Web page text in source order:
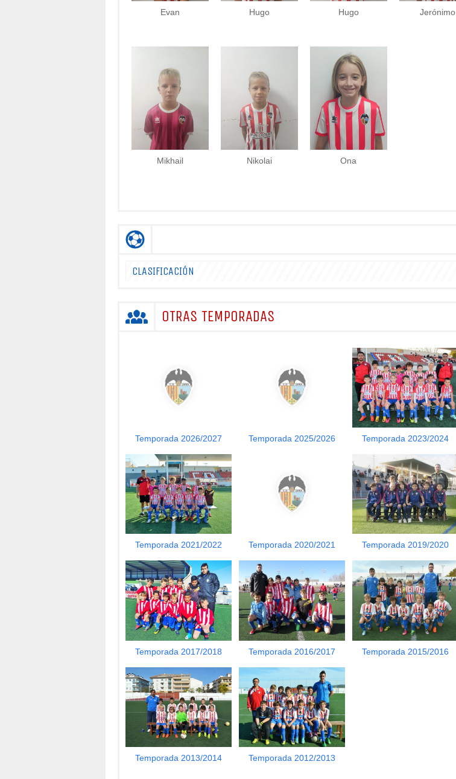
Evan Hugo Hugo Jerónimo
Mikhail Nikolai Ona
CLASIFICACIÓN
OTRAS TEMPORADAS
Temporada 2026/2027 Temporada 2025/2026 Temporada 2023/2024
Temporada 2021/2022 Temporada 2020/2021 Temporada 2019/2020
Temporada 2017/2018 Temporada 2016/2017 Temporada 2015/2016
Temporada 2013/2014 Temporada 2012/2013